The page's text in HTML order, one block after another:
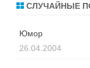
СЛУЧАЙНЫЕ
Юмор
26.04.2004